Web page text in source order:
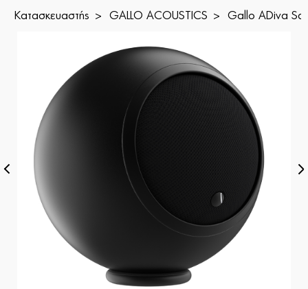
Κατασκευαστής GALLO ACOUSTICS Gallo ADiva